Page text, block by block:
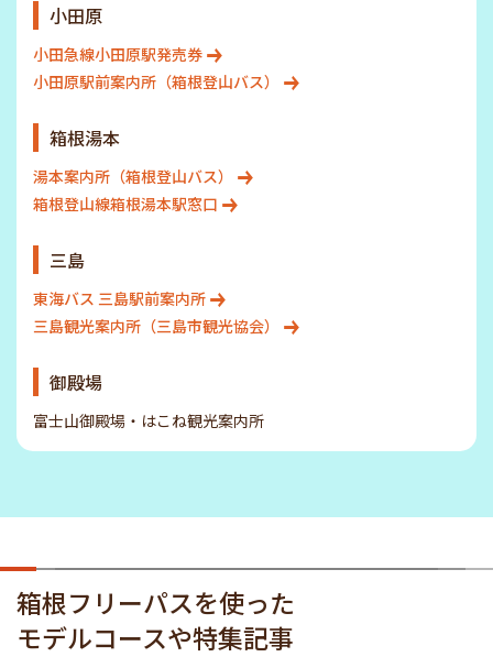
小田原
小田急線小田原駅発売券
小田原駅前案内所（箱根登山バス）
箱根湯本
湯本案内所（箱根登山バス）
箱根登山線箱根湯本駅窓口
三島
東海バス 三島駅前案内所
三島観光案内所（三島市観光協会）
御殿場
富士山御殿場・はこね観光案内所
箱根フリーパスを使った
モデルコースや特集記事